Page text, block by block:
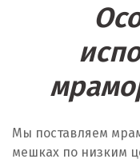
Мы поставляем
мешках по низким